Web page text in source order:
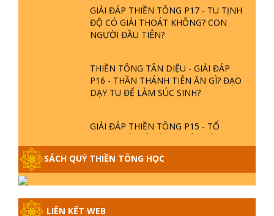
GIẢI ĐÁP THIỀN TÔNG P17 - TU TỊNH
ĐỘ CÓ GIẢI THOÁT KHÔNG? CON
NGƯỜI ĐẦU TIÊN?
THIỀN TÔNG TÂN DIỆU - GIẢI ĐÁP
P16 - THẦN THÁNH TIÊN ĂN GÌ? ĐẠO
DẠY TU ĐỂ LÀM SÚC SINH?
GIẢI ĐÁP THIỀN TÔNG P15 - TỔ
CHỨC LOÀI CÔ HỒN - GIÁO LÝ ĐẠO
PHẬT KHI NÀO XUẤT BẢN
SÁCH QUÝ THIỀN TÔNG HỌC
LIÊN KẾT WEB